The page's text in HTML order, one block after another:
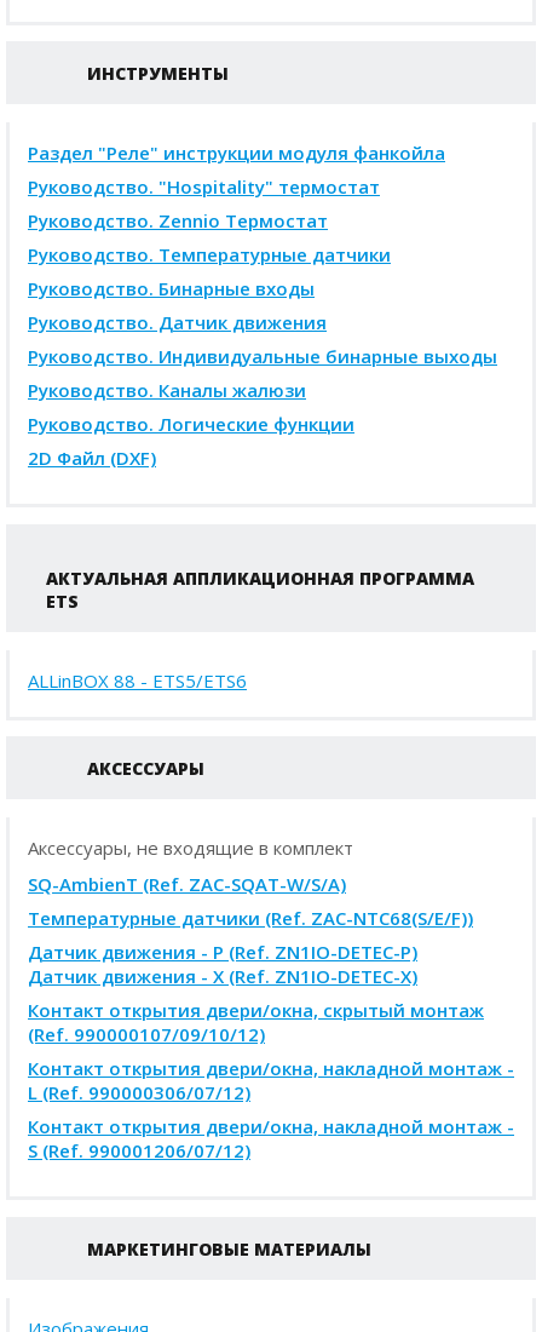
ИНСТРУМЕНТЫ
Раздел "Реле" инструкции модуля фанкойла
Руководство. "Hospitality" термостат
Руководство. Zennio Термостат
Руководство. Температурные датчики
Руководство. Бинарные входы
Руководство. Датчик движения
Руководство. Индивидуальные бинарные выходы
Руководство. Каналы жалюзи
Руководство. Логические функции
2D Файл (DXF)
АКТУАЛЬНАЯ АППЛИКАЦИОННАЯ ПРОГРАММА
ETS
ALLinBOX 88 - ETS5/ETS6
АКСЕССУАРЫ
Аксессуары, не входящие в комплект
SQ-AmbienT (Ref. ZAC-SQAT-W/S/A)
Tемпературные датчики (Ref. ZAC-NTC68(S/E/F))
Датчик движения - P (Ref. ZN1IO-DETEC-P)
Датчик движения - X (Ref. ZN1IO-DETEC-X)
Контакт открытия двери/окна, скрытый монтаж
(Ref. 990000107/09/10/12)
Контакт открытия двери/окна, накладной монтаж -
L (Ref. 990000306/07/12)
Контакт открытия двери/окна, накладной монтаж -
S (Ref. 990001206/07/12)
МАРКЕТИНГОВЫЕ МАТЕРИАЛЫ